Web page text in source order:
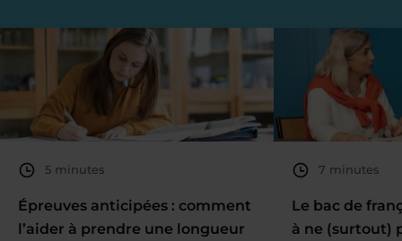
5 minutes
Épreuves anticipées : comment
l’aider à prendre une longueur
7 minutes
Le bac de
à ne (surtout)